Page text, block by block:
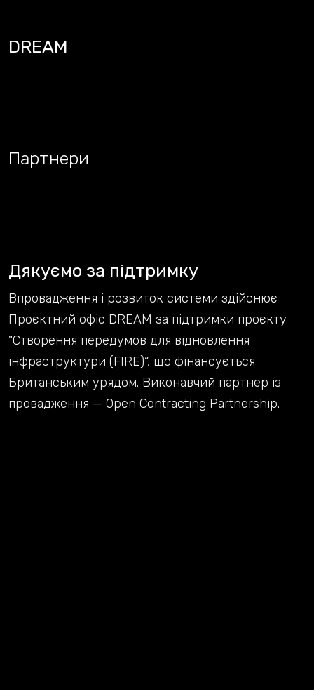
Дякуємо за підтримку
Партнери
DREAM
Впровадження і розвиток системи здійснює
Проєктний офіс DREAM за підтримки проєкту
"Створення передумов для відновлення
інфраструктури (FIRE)“, що фінансується
Британським урядом. Виконавчий партнер із
провадження — Open Contracting Partnership.